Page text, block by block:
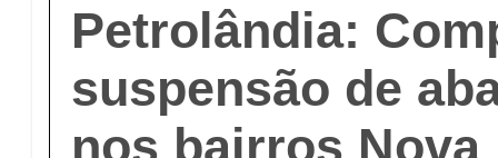
Petrolândia:
suspensão de
nos bairros Nova